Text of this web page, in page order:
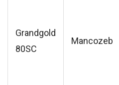
Grandgold
80SC
Mancozeb